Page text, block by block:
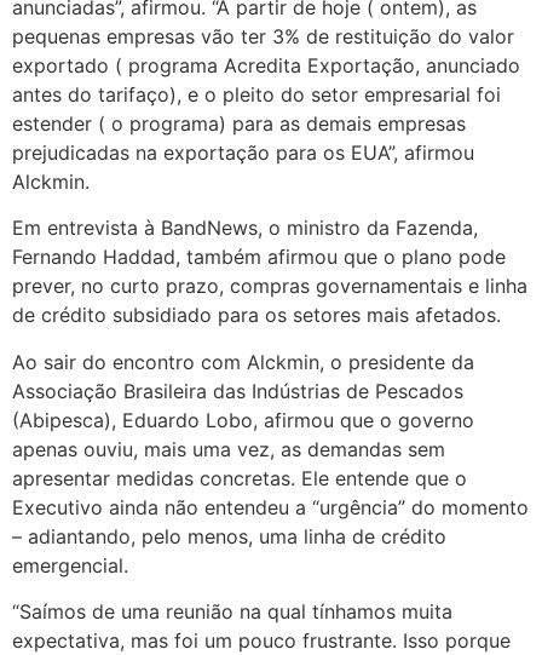
anunciadas”, afirmou. “A partir de hoje ( ontem), as
pequenas empresas vão ter 3% de restituição do valor
exportado ( programa Acredita Exportação, anunciado
antes do tarifaço), e o pleito do setor empresarial foi
estender ( o programa) para as demais empresas
prejudicadas na exportação para os EUA”, afirmou
Alckmin.
Em entrevista à BandNews, o ministro da Fazenda,
Fernando Haddad, também afirmou que o plano pode
prever, no curto prazo, compras governamentais e linha
de crédito subsidiado para os setores mais afetados.
Ao sair do encontro com Alckmin, o presidente da
Associação Brasileira das Indústrias de Pescados
(Abipesca), Eduardo Lobo, afirmou que o governo
apenas ouviu, mais uma vez, as demandas sem
apresentar medidas concretas. Ele entende que o
Executivo ainda não entendeu a “urgência” do momento
– adiantando, pelo menos, uma linha de crédito
emergencial.
“Saímos de uma reunião na qual tínhamos muita
expectativa, mas foi um pouco frustrante. Isso porque